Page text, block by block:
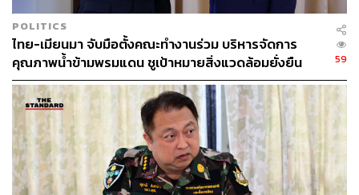
POLITICS
ไทย-เมียนมา จับมือตั้งคณะทำงานร่วม บริหารจัดการ
คุณภาพน้ำข้ามพรมแดน ชูเป้าหมายสิ่งแวดล้อมยั่งยืน
59